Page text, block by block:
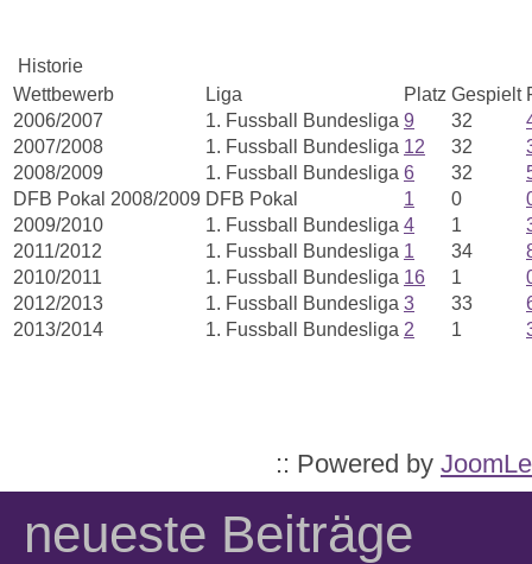
Historie
Wettbewerb
Liga Platz Gespielt
2006/2007
1. Fussball Bundesliga 9 32
2007/2008
1. Fussball Bundesliga 12 32
2008/2009
1. Fussball Bundesliga 6 32
DFB Pokal 2008/2009 DFB Pokal 1 0
2009/2010
1. Fussball Bundesliga 4 1
2011/2012
1. Fussball Bundesliga 1 34
2010/2011
1. Fussball Bundesliga 16 1
2012/2013
1. Fussball Bundesliga 3 33
2013/2014
1. Fussball Bundesliga 2 1
:: Powered by
neueste Beiträge